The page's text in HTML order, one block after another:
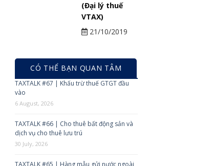
(Đại lý thuế
VTAX)
21/10/2019
CÓ THỂ BẠN QUAN TÂM
TAXTALK #67 | Khấu trừ thuế GTGT đầu
vào
6 August, 2026
TAXTALK #66 | Cho thuê bất động sản và
dịch vụ cho thuê lưu trú
30 July, 2026
TAXTALK #65 | Hàng mẫu gửi nước ngoài